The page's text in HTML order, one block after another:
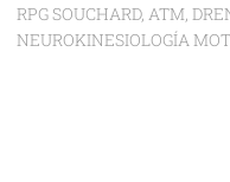
RPG SOUCHARD, ATM,
NEUROKINESIOLOGÍA